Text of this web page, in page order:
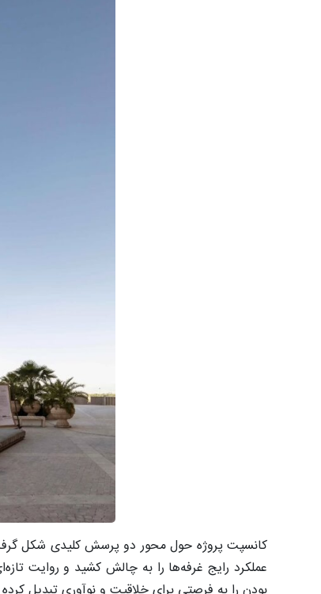
کانسپت پروژه حول محور دو پرسش کلیدی شکل
عملکرد رایج غرفه‌ها را به چالش کشید و روایت